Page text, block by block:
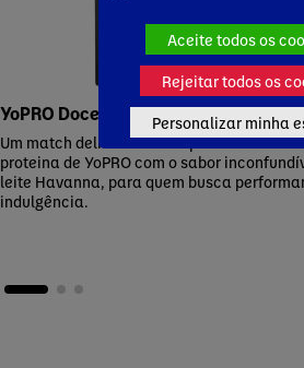
YoPRO Doce de Leite Havanna
Um match deliciosamente proteico e a
proteina de YoPRO com o sabor
leite Havanna, para quem busca
indulgência.
Aceite todos os
Rejeitar todos os
Personalizar minha